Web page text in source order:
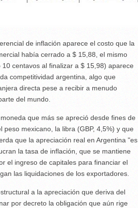
de inflación aparece el costo que la
había cerrado a $ 15,88, el mismo
centavos al finalizar a $ 15,98) aparece
competitividad argentina, algo que
directa pese a recibir a menudo
del mundo.
que más se apreció desde fines de
mexicano, la libra (GBP, 4,5%) y que
que la apreciación real en Argentina "es
la tasa de inflación, que se mantiene
el ingreso de capitales para financiar el
las liquidaciones de los exportadores.
a la apreciación que deriva del
por decreto la obligación que aún rige